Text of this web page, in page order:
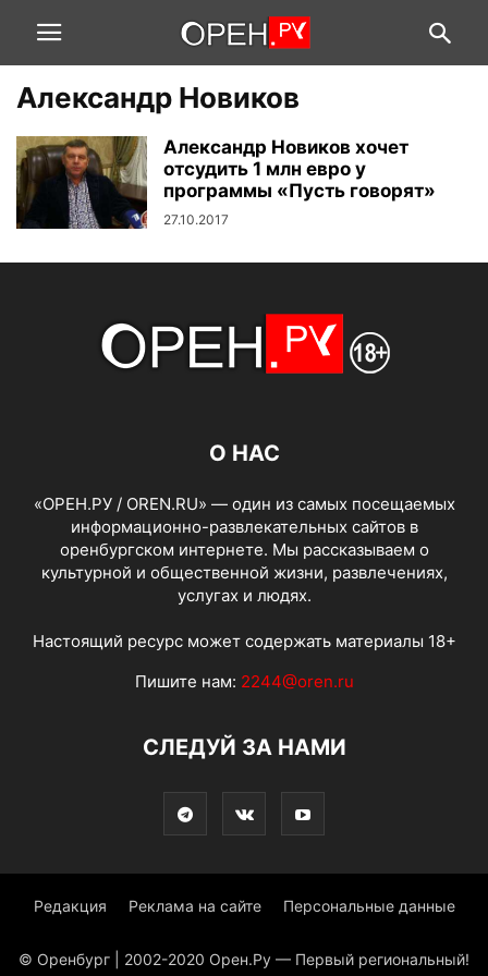
Александр Новиков
Александр Новиков хочет
отсудить 1 млн евро у
программы «Пусть говорят»
27.10.2017
О НАС
«ОРЕН.РУ / OREN.RU» — один из самых посещаемых
информационно-развлекательных сайтов в
оренбургском интернете. Мы рассказываем о
культурной и общественной жизни, развлечениях,
услугах и людях.
Настоящий ресурс может содержать материалы 18+
Пишите нам: 2244@oren.ru
СЛЕДУЙ ЗА НАМИ
Редакция Реклама на сайте Персональные данные
© Оренбург | 2002-2020 Орен.Ру — Первый региональный!